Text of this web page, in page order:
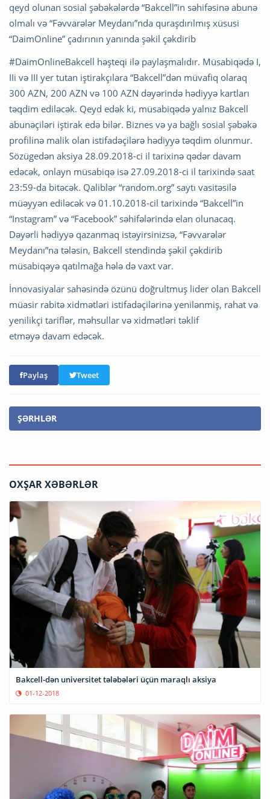
qeyd olunan sosial şəbəkələrdə “Bakcell”in səhifəsinə abunə
olmalı və “Fəvvarələr Meydanı”nda quraşdırılmış xüsusi
“DaimOnline” çadırının yanında şəkil çəkdirib
#DaimOnlineBakcell həşteqi ilə paylaşmalıdır. Müsabiqədə I,
IIi və III yer tutan iştirakçılara “Bakcell”dən müvafiq olaraq
300 AZN, 200 AZN və 100 AZN dəyərində hədiyyə kartları
təqdim ediləcək. Qeyd edək ki, müsabiqədə yalnız Bakcell
abunəçiləri iştirak edə bilər. Biznes və ya bağlı sosial şəbəkə
profilinə malik olan istifadəçilərə hədiyyə təqdim olunmur.
Sözügedən aksiya 28.09.2018-ci il tarixinə qədər davam
edəcək, onlayn müsabiqə isə 27.09.2018-ci il tarixində saat
23:59-da bitəcək. Qaliblər “random.org” saytı vasitəsilə
müəyyən ediləcək və 01.10.2018-cil tarixində “Bakcell”in
“Instagram” və “Facebook” səhifələrində elan olunacaq.
Dəyərli hədiyyə qazanmaq istəyirsinizsə, “Fəvvarələr
Meydanı”na tələsin, Bakcell stendində şəkil çəkdirib
müsabiqəyə qatılmağa hələ də vaxt var.
İnnovasiyalar sahəsində özünü doğrultmuş lider olan Bakcell
müasir rabitə xidmətləri istifadəçilərinə yenilənmiş, rahat və
yenilikçi tariflər, məhsullar və xidmətləri təklif
etməyə davam edəcək.
Paylaş Tweet
ŞƏRHLƏR
OXŞAR XƏBƏRLƏR
Bakcell-dən universitet tələbələri üçün maraqlı aksiya
01-12-2018